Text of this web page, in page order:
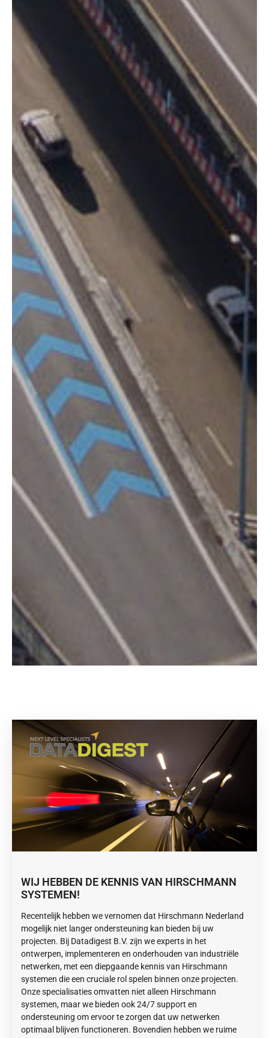
WIJ HEBBEN DE KENNIS VAN HIRSCHMANN
SYSTEMEN!
Recentelijk hebben we vernomen dat Hirschmann Nederland
mogelijk niet langer ondersteuning kan bieden bij uw
projecten. Bij Datadigest B.V. zijn we experts in het
ontwerpen, implementeren en onderhouden van industriële
netwerken, met een diepgaande kennis van Hirschmann
systemen die een cruciale rol spelen binnen onze projecten.
Onze specialisaties omvatten niet alleen Hirschmann
systemen, maar we bieden ook 24/7 support en
ondersteuning om ervoor te zorgen dat uw netwerken
optimaal blijven functioneren. Bovendien hebben we ruime